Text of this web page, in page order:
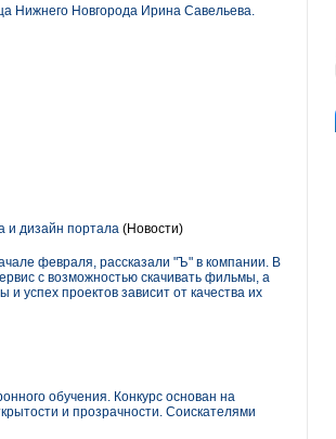
Нижнего Новгорода Ирина Савельева.
и дизайн портала (Новости)
февраля, рассказали "Ъ" в компании. В
с возможностью скачивать фильмы, а
успех проектов зависит от качества их
обучения. Конкурс основан на
и прозрачности. Соискателями